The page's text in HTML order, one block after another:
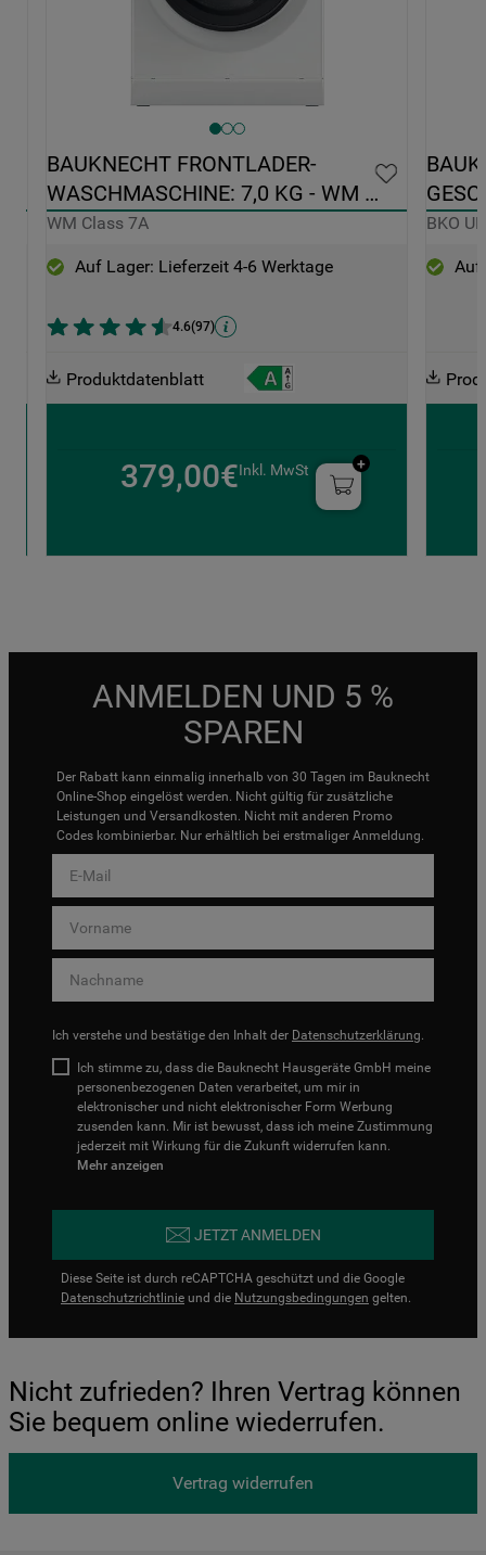
BAUKNECHT FRONTLADER-
WASCHMASCHINE: 7,0 KG - WM
CLASS 7A
WM Class 7A
Auf Lager: Lieferzeit 4-6 Werktage
4.6(97)
Produktdatenblatt
379,00€Inkl. MwSt
BKO
Auf
ANMELDEN UND 5 %
SPAREN
Der Rabatt kann einmalig innerhalb von 30 Tagen im Bauknecht
Online-Shop eingelöst werden. Nicht gültig für zusätzliche
Leistungen und Versandkosten. Nicht mit anderen Promo
Codes kombinierbar. Nur erhältlich bei erstmaliger Anmeldung.
Ich verstehe und bestätige den Inhalt der Datenschutzerklärung.
Ich stimme zu, dass die Bauknecht Hausgeräte GmbH meine
personenbezogenen Daten verarbeitet, um mir in
elektronischer und nicht elektronischer Form Werbung
zusenden kann. Mir ist bewusst, dass ich meine Zustimmung
jederzeit mit Wirkung für die Zukunft widerrufen kann.
Mehr anzeigen
JETZT ANMELDEN
Diese Seite ist durch reCAPTCHA geschützt und die Google
Datenschutzrichtlinie und die Nutzungsbedingungen gelten.
Nicht zufrieden? Ihren Vertrag können
Sie bequem online wiederrufen.
Vertrag widerrufen